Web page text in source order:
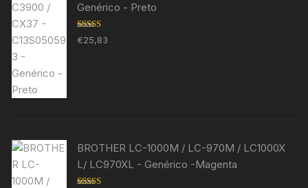
Genérico - Preto
Avaliação
5.00de 5
€25,83
BROTHER LC-1000M / LC-970M / LC1000X
L/ LC970XL - Genérico -Magenta